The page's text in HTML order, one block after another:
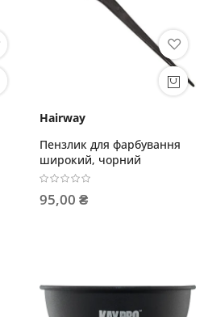
Hairway
Пензлик для фарбування
широкий, чорний
95,00 ₴